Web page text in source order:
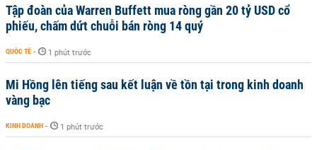
Tập đoàn của Warren Buffett mua ròng gần 20 tỷ USD cổ
phiếu, chấm dứt chuỗi bán ròng 14 quý
QUỐC TẾ - 1 phút trước
Mi Hồng lên tiếng sau kết luận về tồn tại trong kinh doanh
vàng bạc
KINH DOANH - 1 phút trước